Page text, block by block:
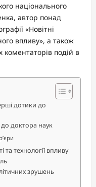
національного
автор понад
«Новітні
впливу», а також
коментаторів подій в
дотики до
доктора наук
та технології впливу
зрушень